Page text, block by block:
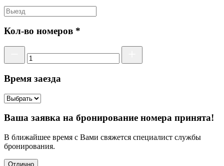
Кол-во номеров *
Время заезда
Ваша заявка на бронирование номера принята!
В ближайшее время с Вами свяжется специалист службы
бронирования.
Отлично